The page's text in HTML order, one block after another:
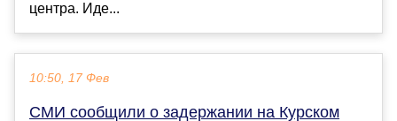
центра. Иде...
10:50, 17 Фев
СМИ сообщили о задержании на Курском